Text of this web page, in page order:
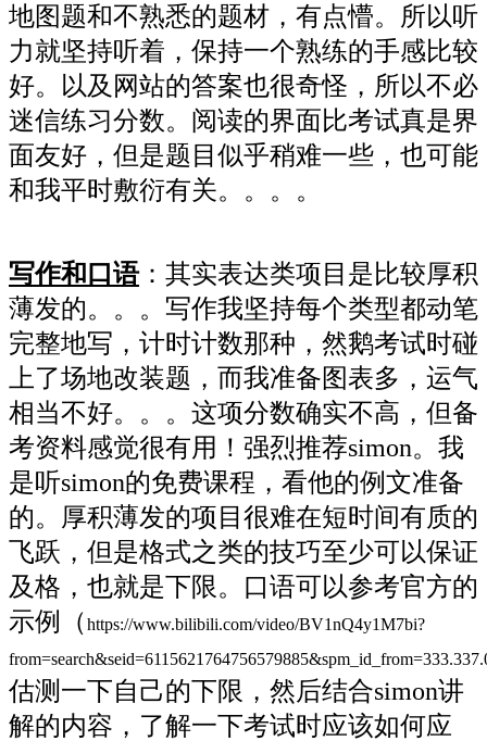
地图题和不熟悉的题材，有点懵。所以听
力就坚持听着，保持一个熟练的手感比较
好。以及网站的答案也很奇怪，所以不必
迷信练习分数。阅读的界面比考试真是界
面友好，但是题目似乎稍难一些，也可能
和我平时敷衍有关。。。。
写作和口语：其实表达类项目是比较厚积
薄发的。。。写作我坚持每个类型都动笔
完整地写，计时计数那种，然鹅考试时碰
上了场地改装题，而我准备图表多，运气
相当不好。。。这项分数确实不高，但备
考资料感觉很有用！强烈推荐simon。我
是听simon的免费课程，看他的例文准备
的。厚积薄发的项目很难在短时间有质的
飞跃，但是格式之类的技巧至少可以保证
及格，也就是下限。口语可以参考官方的
示例（https://www.bilibili.com/video/BV1nQ4y1M7bi?
估测一下自己的下限，然后结合simon讲
解的内容，了解一下考试时应该如何应